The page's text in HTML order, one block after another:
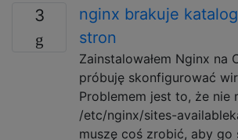
3
nginx brakuje
stron
Zainstalowałem Nginx na
próbuję skonfigurować
Problemem jest to, że nie
/etc/nginx/sites-
muszę coś zrobić, aby go